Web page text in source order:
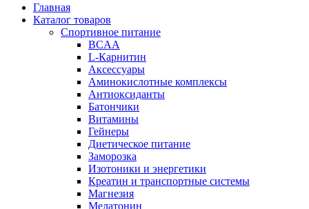
Главная
Каталог товаров
Спортивное питание
BCAA
L-Карнитин
Аксессуары
Аминокислотные комплексы
Антиоксиданты
Батончики
Витамины
Гейнеры
Диетическое питание
Заморозка
Изотоники и энергетики
Креатин и транспортные системы
Магнезия
Мелатонин